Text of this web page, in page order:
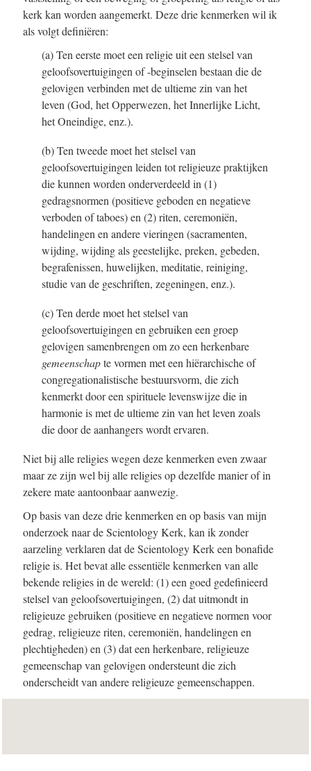
kerk kan worden aangemerkt. Deze drie kenmerken wil ik
als volgt definiëren:
(a) Ten eerste moet een religie uit een stelsel van
geloofsovertuigingen of -beginselen bestaan die de
gelovigen verbinden met de ultieme zin van het
leven (God, het Opperwezen, het Innerlijke Licht,
het Oneindige, enz.).
(b) Ten tweede moet het stelsel van
geloofsovertuigingen leiden tot religieuze praktijken
die kunnen worden onderverdeeld in (1)
gedragsnormen (positieve geboden en negatieve
verboden of taboes) en (2) riten, ceremoniën,
handelingen en andere vieringen (sacramenten,
wijding, wijding als geestelijke, preken, gebeden,
begrafenissen, huwelijken, meditatie, reiniging,
studie van de geschriften, zegeningen, enz.).
(c) Ten derde moet het stelsel van
geloofsovertuigingen en gebruiken een groep
gelovigen samenbrengen om zo een herkenbare
gemeenschapte vormen met een hiërarchische of
congregationalistische bestuursvorm, die zich
kenmerkt door een spirituele levenswijze die in
harmonie is met de ultieme zin van het leven zoals
die door de aanhangers wordt ervaren.
Niet bij alle religies wegen deze kenmerken even zwaar
maar ze zijn wel bij alle religies op dezelfde manier of in
zekere mate aantoonbaar aanwezig.
Op basis van deze drie kenmerken en op basis van mijn
onderzoek naar de Scientology Kerk, kan ik zonder
aarzeling verklaren dat de Scientology Kerk een bonafide
religie is. Het bevat alle essentiële kenmerken van alle
bekende religies in de wereld: (1) een goed gedefinieerd
stelsel van geloofsovertuigingen, (2) dat uitmondt in
religieuze gebruiken (positieve en negatieve normen voor
gedrag, religieuze riten, ceremoniën, handelingen en
plechtigheden) en (3) dat een herkenbare, religieuze
gemeenschap van gelovigen ondersteunt die zich
onderscheidt van andere religieuze gemeenschappen.